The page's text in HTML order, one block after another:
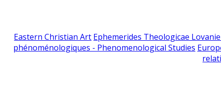
Eastern Christian Art Ephemerides Theologicae
phénoménologiques - Phenomenological Studies